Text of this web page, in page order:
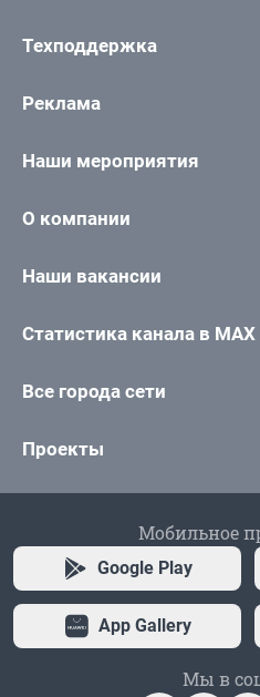
Техподдержка
Реклама
Наши мероприятия
О компании
Наши вакансии
Статистика канала в MAX
Все города сети
Проекты
Мобильное
Google Play
App Gallery
Мы в